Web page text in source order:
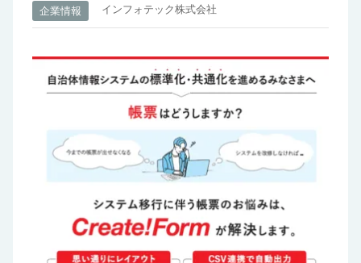
企業情報 インフォテック株式会社